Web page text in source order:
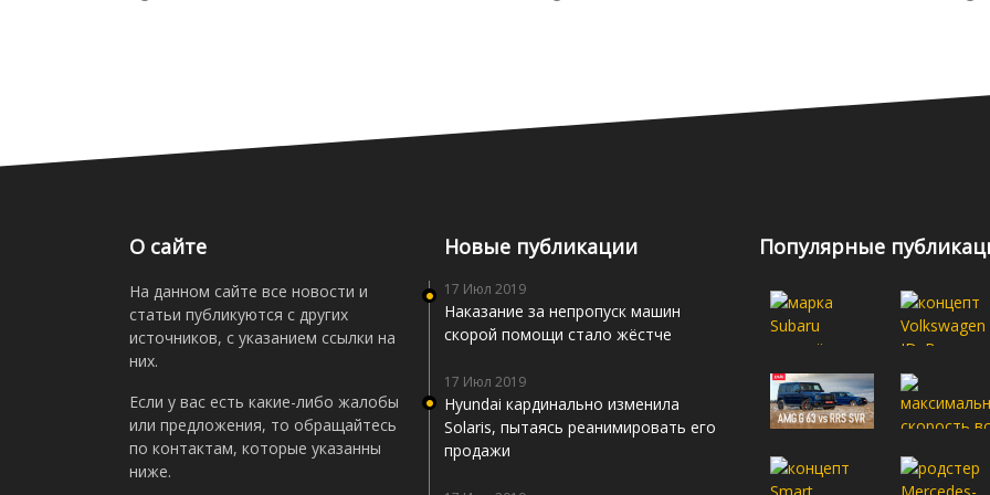
О сайте
На данном сайте все новости и
статьи публикуются с других
источников, с указанием ссылки на
них.
Если у вас есть какие-либо жалобы
или предложения, то обращайтесь
по контактам, которые указанны
ниже.
Новые публикации
17 Июл 2019
Наказание за непропуск машин
скорой помощи стало жёстче
17 Июл 2019
Hyundai кардинально изменила
Solaris, пытаясь реанимировать его
продажи
Популярные